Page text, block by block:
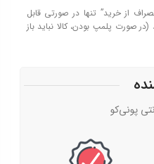
تعداد باطری
برد موس
از خرید” تنها در صورتی قابل
صورت پلمپ بودن، کالا نباید باز
پونی‌کو